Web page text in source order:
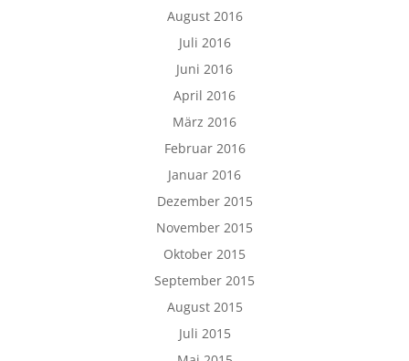
August 2016
Juli 2016
Juni 2016
April 2016
März 2016
Februar 2016
Januar 2016
Dezember 2015
November 2015
Oktober 2015
September 2015
August 2015
Juli 2015